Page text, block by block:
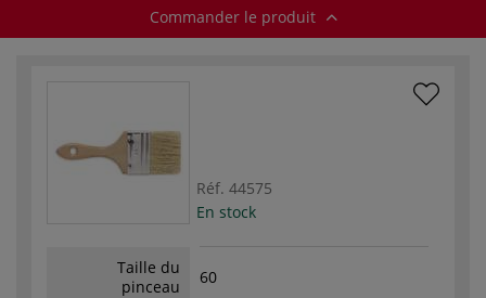
Commander le produit
Réf. 44575
En stock
Taille du
pinceau
60